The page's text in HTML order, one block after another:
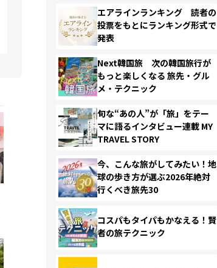
エアラインランキング 読者の
投票をもとにランキング形式で
発表
Next韓国旅 次の韓国旅行が
もっと楽しくなる 旅先・グル
メ・テクニック
旬な“あの人”が「旅」をテー
マに語るインタビュー連載 MY
TRAVEL STORY
今、こんな旅がしてみたい！地
球の歩き方が選ぶ2026年絶対
行くべき旅先30
コスパもタイパもかなえる！賢
者の旅テクニック